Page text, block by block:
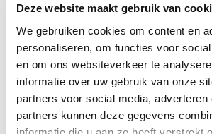
Deze website maakt gebruik van
We gebruiken cookies om content en
personaliseren, om functies voor
en om ons websiteverkeer te
informatie over uw gebruik van onze
partners voor social media, adverteren
partners kunnen deze gegevens
Elke maand plaatst het Regionaal Archief
bijzonder archiefstuk uit de collectie in de
keer: een boekje met notities over de
negentiende-eeuwse kapitein, met daarin
bloemen en bladeren.
3 min